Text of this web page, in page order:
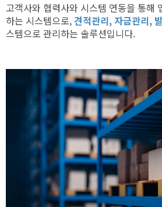
고객사와 협력사와 시스템 연동을 통해
하는 시스템으로,견적관리, 자금관리,
스템으로 관리하는 솔루션입니다.